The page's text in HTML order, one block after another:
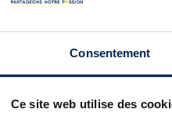
Consentement
Ce site web utilise des
5